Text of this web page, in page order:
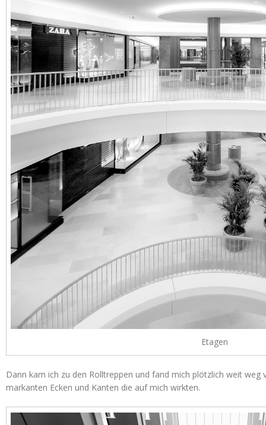
Etagen
Dann kam ich zu den Rolltreppen und fand mich plötzlich weit weg
markanten Ecken und Kanten die auf mich wirkten.